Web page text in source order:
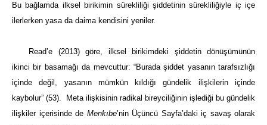
Bu bağlamda ilksel birikimin sürekliliği şiddetinin sürekliliğiyle iç içe
ilerlerken yasa da daima kendisini yeniler.
Read’e (2013) göre, ilksel birikimdeki şiddetin dönüşümünün
ikinci bir basamağı da mevcuttur: “Burada şiddet yasanın tarafsızlığı
içinde değil, yasanın mümkün kıldığı gündelik ilişkilerin içinde
kaybolur” (53). Meta ilişkisinin radikal bireyciliğinin işlediği bu gündelik
ilişkiler içerisinde de Menkıbe’nin Üçüncü Sayfa’daki iç savaş olarak